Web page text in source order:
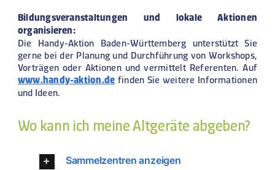
Bildungsveranstaltungen und lokale Aktionen
organisieren:
Die Handy-Aktion Baden-Württemberg unterstützt Sie
gerne bei der Planung und Durchführung von Workshops,
Vorträgen oder Aktionen und vermittelt Referenten. Auf
www.handy-aktion.de finden Sie weitere Informationen
und Ideen.
Wo kann ich meine Altgeräte abgeben?
Sammelzentren anzeigen